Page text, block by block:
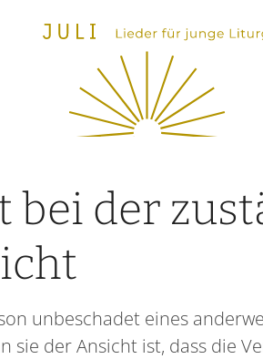
bei der
unbeschadet eines
sie der Ansicht ist, dass die